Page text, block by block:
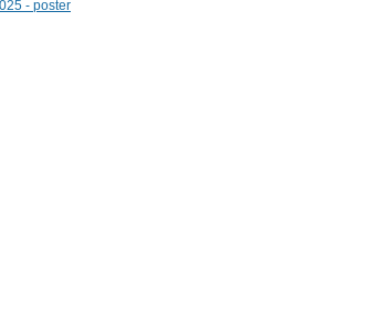
- poster